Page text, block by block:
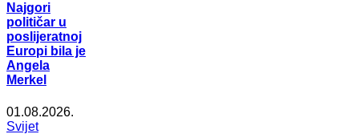
Najgori
političar u
poslijeratnoj
Europi bila je
Angela
Merkel
01.08.2026.
Svijet